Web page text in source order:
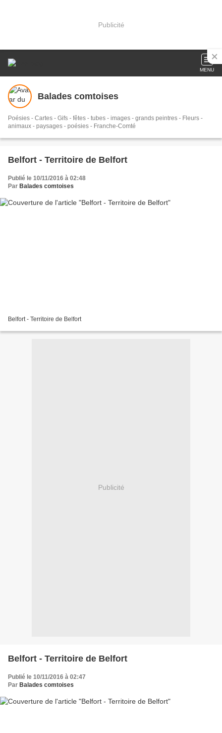
Publicité
MENU
Balades comtoises
Poésies - Cartes - Gifs - fêtes - tubes - images - grands peintres - Fleurs -
animaux - paysages - poésies - Franche-Comté
Belfort - Territoire de Belfort
Publié le 10/11/2016 à 02:48
Par Balades comtoises
Belfort - Territoire de Belfort
Publicité
Belfort - Territoire de Belfort
Publié le 10/11/2016 à 02:47
Par Balades comtoises